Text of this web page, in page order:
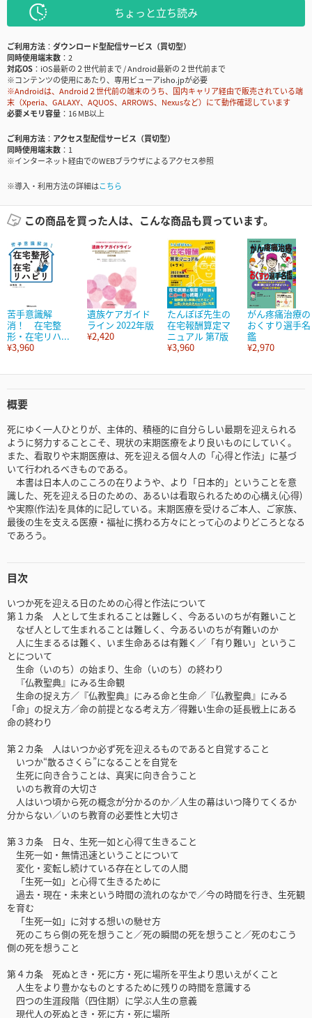
ちょっと立ち読み
ご利用方法
ダウンロード型配信サービス（買切型）
同時使用端末数
2
対応OS
iOS最新の２世代前まで / Android最新の２世代前まで
※コンテンツの使用にあたり、専用ビューアisho.jpが必要
※Androidは、Android２世代前の端末のうち、国内キャリア経由で販売されている端
末（Xperia、GALAXY、AQUOS、ARROWS、Nexusなど）にて動作確認しています
必要メモリ容量
16 MB以上
ご利用方法
アクセス型配信サービス（買切型）
同時使用端末数
1
※インターネット経由でのWEBブラウザによるアクセス参照
※導入・利用方法の詳細はこちら
この商品を買った人は、こんな商品も買っています。
苦手意識解
消！ 在宅整
形・在宅リハ...
¥3,960
遺族ケアガイド
ライン 2022年版
¥2,420
たんぽぽ先生の
在宅報酬算定マ
ニュアル 第7版
¥3,960
がん疼痛治療の
おくすり選手名
鑑
¥2,970
概要
死にゆく一人ひとりが、主体的、積極的に自分らしい最期を迎えられる
ように努力することこそ、現状の末期医療をより良いものにしていく。
また、看取りや末期医療は、死を迎える個々人の「心得と作法」に基づ
いて行われるべきものである。
本書は日本人のこころの在りようや、より「日本的」ということを意
識した、死を迎える日のための、あるいは看取られるための心構え(心得)
や実際(作法)を具体的に記している。末期医療を受けるご本人、ご家族、
最後の生を支える医療・福祉に携わる方々にとって心のよりどころとなる
であろう。
目次
いつか死を迎える日のための心得と作法について
第１カ条 人として生まれることは難しく、今あるいのちが有難いこと
なぜ人として生まれることは難しく、今あるいのちが有難いのか
人に生まるるは難く、いま生命あるは有難く／「有り難い」というこ
とについて
生命（いのち）の始まり、生命（いのち）の終わり
『仏教聖典』にみる生命観
生命の捉え方／『仏教聖典』にみる命と生命／『仏教聖典』にみる
「命」の捉え方／命の前提となる考え方／得難い生命の延長戦上にある
命の終わり
第２カ条 人はいつか必ず死を迎えるものであると自覚すること
いつか“散るさくら”になることを自覚を
生死に向き合うことは、真実に向き合うこと
いのち教育の大切さ
人はいつ頃から死の概念が分かるのか／人生の幕はいつ降りてくるか
分からない／いのち教育の必要性と大切さ
第３カ条 日々、生死一如と心得て生きること
生死一如・無情迅速ということについて
変化・変転し続けている存在としての人間
「生死一如」と心得て生きるために
過去・現在・未来という時間の流れのなかで／今の時間を行き、生死観
を育む
「生死一如」に対する想いの馳せ方
死のこちら側の死を想うこと／死の瞬間の死を想うこと／死のむこう
側の死を想うこと
第４カ条 死ぬとき・死に方・死に場所を平生より思いえがくこと
人生をより豊かなものとするために残りの時間を意識する
四つの生涯段階（四住期）に学ぶ人生の意義
現代人の死ぬとき・死に方・死に場所